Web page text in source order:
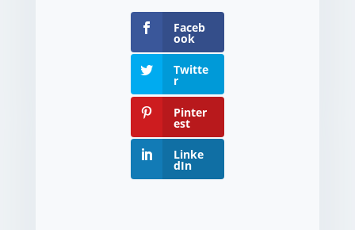
Faceb
ook
Twitte
r
Pinter
est
Linke
dIn